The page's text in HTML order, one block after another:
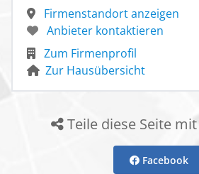
Firmenstandort anzeigen
Anbieter kontaktieren
Zum Firmenprofil
Zur Hausübersicht
Teile diese Seite
Facebook